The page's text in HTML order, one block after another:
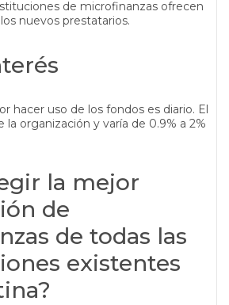
de microfinanzas ofrecen
nuevos prestatarios.
hacer uso de los fondos es diario. El
organización y varía de 0.9% a 2%
la mejor
de
de todas las
existentes